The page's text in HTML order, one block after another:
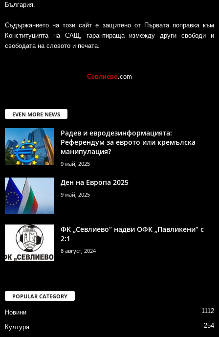
България.
Съдържанието на този сайт е защитено от Първата поправка към
Конституцията на САЩ, гарантираща измежду други свободи и
свободата на словото и печата.
Севлиево .com
EVEN MORE NEWS
Радев и евродезинформацията:
Референдум за еврото или кремълска
манипулация?
9 май, 2025
Ден на Европа 2025
9 май, 2025
ФК „Севлиево“ надви ОФК „Павликени“ с
2:1
8 август, 2024
POPULAR CATEGORY
Новини 1112
Култура
254